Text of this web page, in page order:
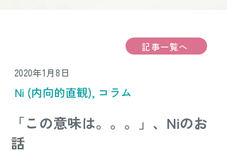
記事一覧へ
2020年1月8日
Ni (内向的直観), コラム
「この意味は。。。」、Niのお
話